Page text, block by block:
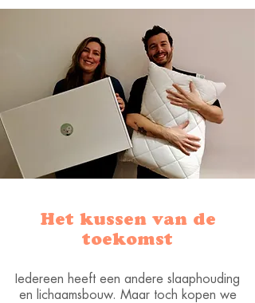
Het kussen van de
toekomst
Iedereen heeft een andere slaaphouding
en lichaamsbouw. Maar toch kopen we